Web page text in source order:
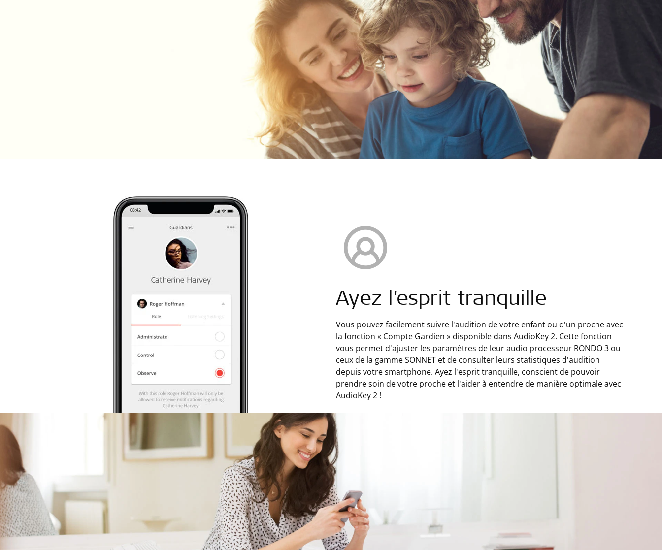
Ayez l'esprit tranquille
Vous pouvez facilement suivre l'audition de votre enfant ou d'un proche avec
la fonction « Compte Gardien » disponible dans AudioKey 2. Cette fonction
vous permet d'ajuster les paramètres de leur audio processeur RONDO 3 ou
ceux de la gamme SONNET et de consulter leurs statistiques d'audition
depuis votre smartphone. Ayez l'esprit tranquille, conscient de pouvoir
prendre soin de votre proche et l'aider à entendre de manière optimale avec
AudioKey 2 !